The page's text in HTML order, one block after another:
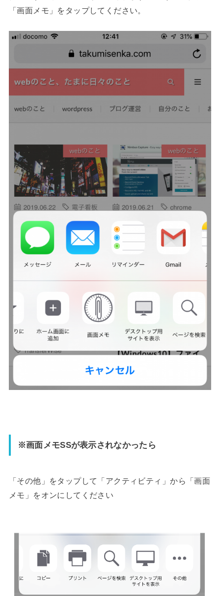
「画面メモ」をタップしてください。
※画面メモSSが表示されなかったら
「その他」をタップして「アクティビティ」から「画面
メモ」をオンにしてください